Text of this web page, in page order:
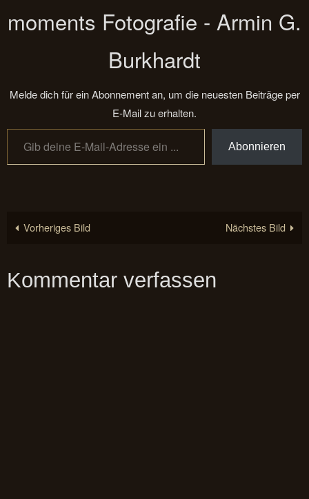
moments Fotografie - Armin G.
Burkhardt
Melde dich für ein Abonnement an, um die neuesten Beiträge per
E-Mail zu erhalten.
Gib deine E-Mail-Adresse ein ...
Abonnieren
Vorheriges Bild Nächstes Bild
Kommentar verfassen